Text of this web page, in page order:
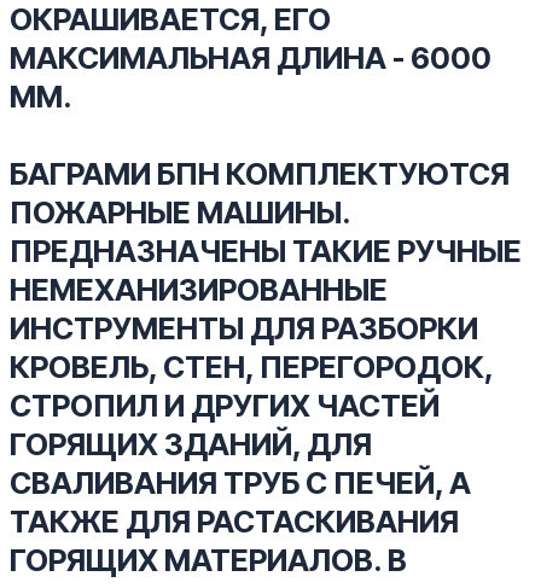
ОКРАШИВАЕТСЯ, ЕГО
МАКСИМАЛЬНАЯ ДЛИНА - 6000
ММ.
БАГРАМИ БПН КОМПЛЕКТУЮТСЯ
ПОЖАРНЫЕ МАШИНЫ.
ПРЕДНАЗНАЧЕНЫ ТАКИЕ РУЧНЫЕ
НЕМЕХАНИЗИРОВАННЫЕ
ИНСТРУМЕНТЫ ДЛЯ РАЗБОРКИ
КРОВЕЛЬ, СТЕН, ПЕРЕГОРОДОК,
СТРОПИЛ И ДРУГИХ ЧАСТЕЙ
ГОРЯЩИХ ЗДАНИЙ, ДЛЯ
СВАЛИВАНИЯ ТРУБ С ПЕЧЕЙ, А
ТАКЖЕ ДЛЯ РАСТАСКИВАНИЯ
ГОРЯЩИХ МАТЕРИАЛОВ. В